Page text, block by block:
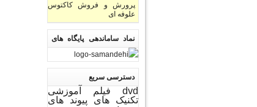
پرورش و فروش کاکتوس
علوفه ای
نماد ساماندهی پایگاه های
اینترنتی
دسترسی سریع
dvd فیلم آموزشی
تکنیک های پیوند های